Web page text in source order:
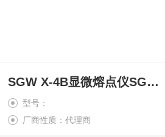
SGW X-4B显微熔点仪SGW X-4A SGW X-4
型号：
厂商性质：代理商